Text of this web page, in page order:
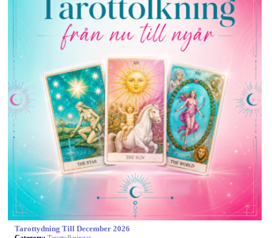
Tarottydning Till December 2026